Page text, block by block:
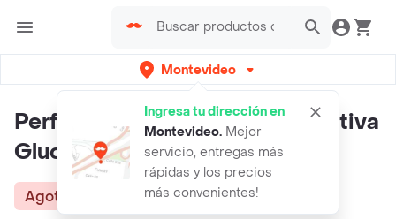
Montevideo
Ingresa tu dirección en
Montevideo. Mejor
servicio, entregas más
rápidas y los precios
más convenientes!
Performa Accu-Chek Tira Reactiva
Glucosa
Agotado